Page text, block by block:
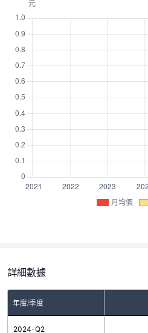
月均價
詳細數據
年度/季度
2024-Q2